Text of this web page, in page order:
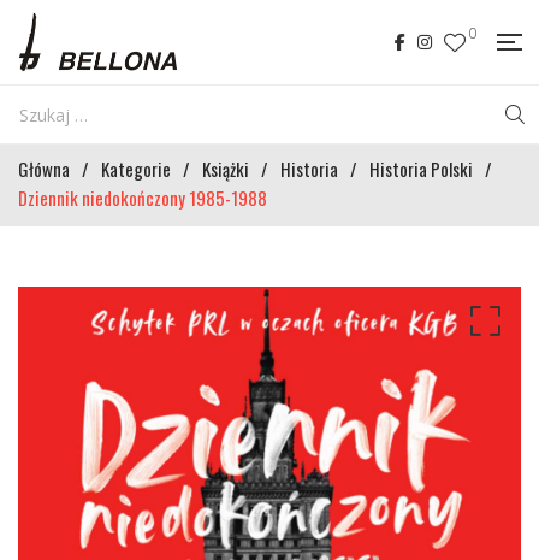
0
Główna / Kategorie / Książki / Historia / Historia Polski /
Dziennik niedokończony 1985-1988